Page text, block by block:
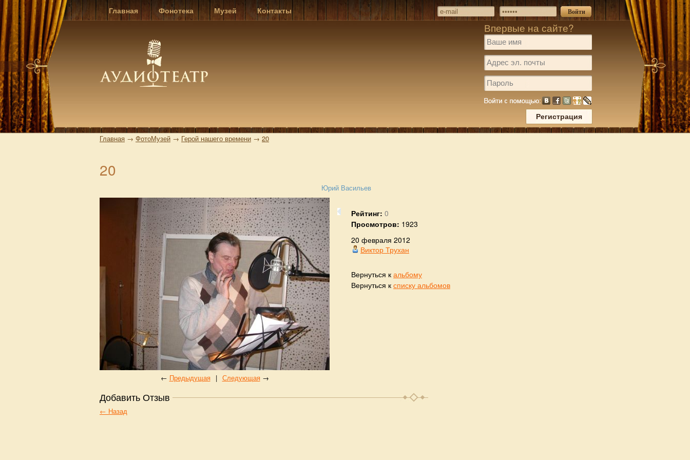
Главная Фонотека Музей Контакты
Впервые на сайте?
Главная → ФотоМузей → Герой нашего времени → 20
20
Юрий Васильев
← Предыдущая | Следующая→
Рейтинг: 0
Просмотров: 1923
20 февраля 2012
Виктор Трухан
Вернуться к альбому
Вернуться к списку альбомов
Добавить Отзыв
← Назад